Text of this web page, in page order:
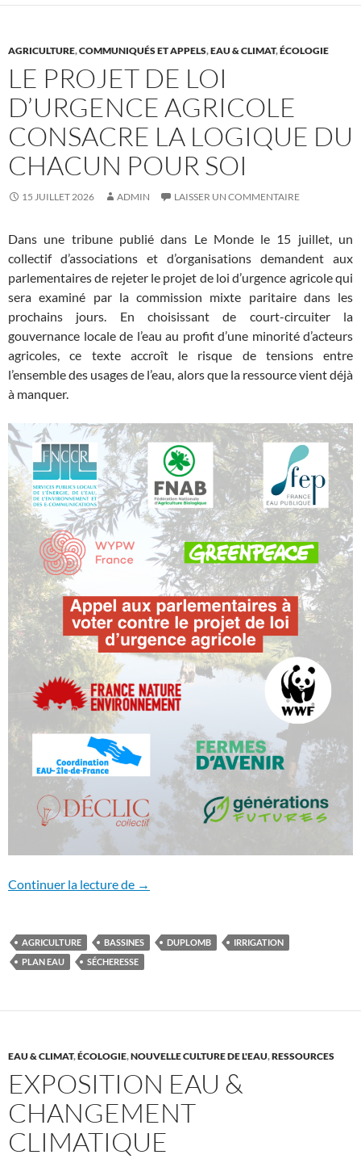
AGRICULTURE,COMMUNIQUÉS ET APPELS,EAU & CLIMAT,ÉCOLOGIE
LE PROJET DE LOI
D’URGENCE AGRICOLE
CONSACRE LA LOGIQUE DU
CHACUN POUR SOI
15 JUILLET 2026 ADMIN LAISSER UN COMMENTAIRE
Dans une tribune publié dans Le Monde le 15 juillet, un
collectif d’associations et d’organisations demandent aux
parlementaires de rejeter le projet de loi d’urgence agricole qui
sera examiné par la commission mixte paritaire dans les
prochains jours. En choisissant de court-circuiter la
gouvernance locale de l’eau au profit d’une minorité d’acteurs
agricoles, ce texte accroît le risque de tensions entre
l’ensemble des usages de l’eau, alors que la ressource vient déjà
à manquer.
Continuer la lecture de Le projet de loi d’urgence agricole
→
AGRICULTURE BASSINES DUPLOMB
IRRIGATION
PLAN EAU
SÉCHERESSE
EAU & CLIMAT,ÉCOLOGIE,NOUVELLE CULTURE DE L'EAU,RESSOURCES
EXPOSITION EAU &
CHANGEMENT
CLIMATIQUE